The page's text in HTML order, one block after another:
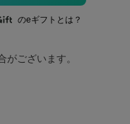
のeギフトとは？
ございます。